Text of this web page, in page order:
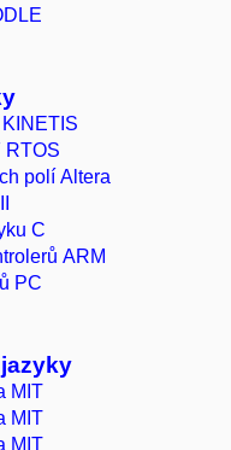
RTOS
polí Altera
C
ARM
PC
MIT
MIT
MIT